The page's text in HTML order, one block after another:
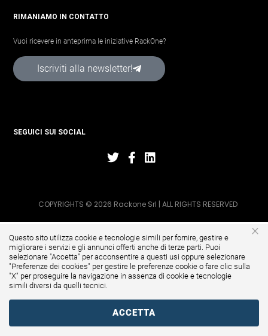
RIMANIAMO IN CONTATTO
Vuoi ricevere in anteprima le iniziative RackOne?
Iscriviti alla newsletter!
SEGUICI SUI SOCIAL
COPYRIGHTS © 2026 Rackone Srl | ALL RIGHTS RESERVED
×
Questo sito utilizza cookie e tecnologie simili per fornire, gestire e
migliorare i servizi e gli annunci offerti anche di terze parti. Puoi
selezionare "Accetta" per acconsentire a questi usi oppure selezionare
"Preferenze dei cookies" per gestire le preferenze cookie o fare clic sulla
"X" per proseguire la navigazione in assenza di cookie e tecnologie
simili diversi da quelli tecnici.
ACCETTA